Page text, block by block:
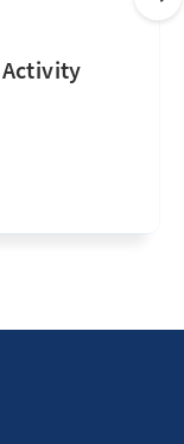
Activity